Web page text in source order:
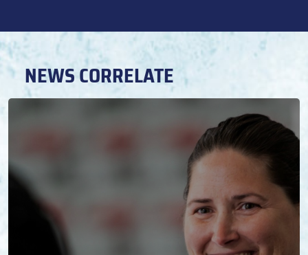
NEWS CORRELATE